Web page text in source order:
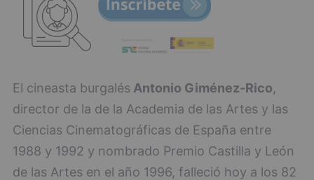
El cineasta burgalés Antonio Giménez-Rico,
director de la de la Academia de las Artes y las
Ciencias Cinematográficas de España entre
1988 y 1992 y nombrado Premio Castilla y León
de las Artes en el año 1996, falleció hoy a los 82